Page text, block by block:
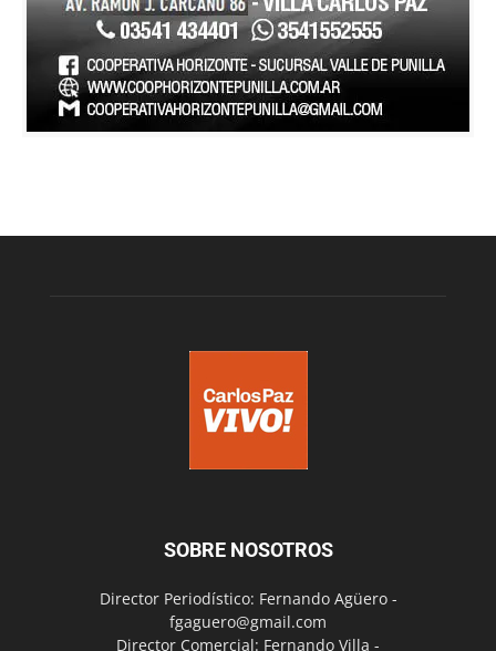
SOBRE NOSOTROS
Director Periodístico: Fernando Agüero -
fgaguero@gmail.com
Director Comercial: Fernando Villa -